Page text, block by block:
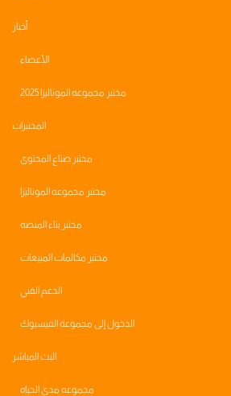
أخبار
الأعضاء
مختبر مجموعه الموناليزا 2025
المختبرات
مختبر صناع المحتوى
مختبر مجموعه الموناليزا
مختبر بناء المنصه
مختبر مكالمات المبيعات
الدعم الفني
الدخول إلى مجموعة الفيسبوك
البث المباشر
مجموعه مدى الحياه